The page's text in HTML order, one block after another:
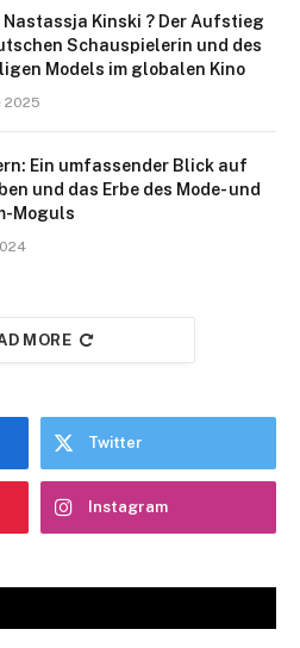
Nastassja Kinski ? Der Aufstieg
Schauspielerin und des
Models im globalen Kino
2025
Ein umfassender Blick auf
und das Erbe des Mode- und
Moguls
MORE
Twitter
Instagram